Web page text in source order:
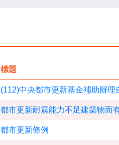
標題
(112)中央都市更新基金補助辦理
都市更新耐震能力不足建築物而
都市更新條例